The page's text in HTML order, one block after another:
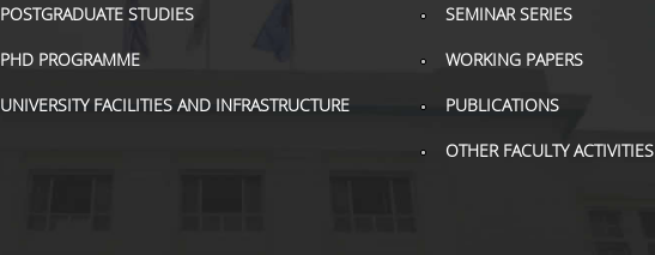
POSTGRADUATE STUDIES
PHD PROGRAMME
UNIVERSITY FACILITIES AND INFRASTRUCTURE
SEMINAR SERIES
WORKING PAPERS
PUBLICATIONS
OTHER FACULTY ACTIVITIES